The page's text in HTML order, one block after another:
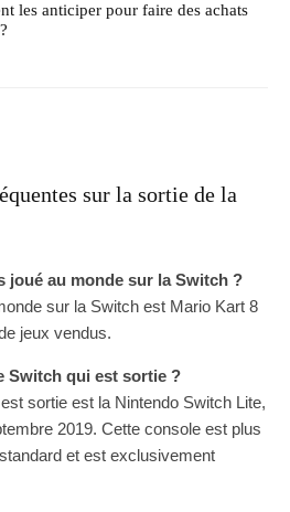
les anticiper pour faire des achats
sur la sortie de la
joué au monde sur la Switch ?
sur la Switch est Mario Kart 8
jeux vendus.
Switch qui est sortie ?
sortie est la Nintendo Switch Lite,
2019. Cette console est plus
et est exclusivement